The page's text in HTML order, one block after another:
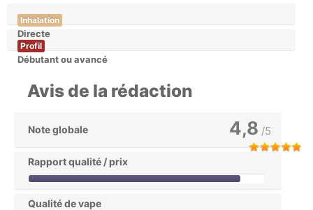
Inhalation
Directe
Profil
Débutant ou avancé
Avis de la rédaction
Note globale 4,8 /5
Rapport qualité / prix
Qualité de vape